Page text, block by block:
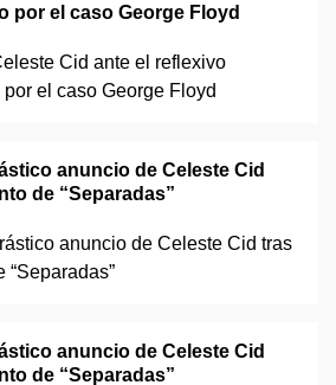
por el caso George Floyd
anuncio de Celeste Cid
de “Separadas”
anuncio de Celeste Cid
de “Separadas”